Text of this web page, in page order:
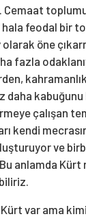
Cemaat
feodal bir
öne
fazla
daha kabuğunu
çalışan
kendi
ve
anlamda Kürt
var ama